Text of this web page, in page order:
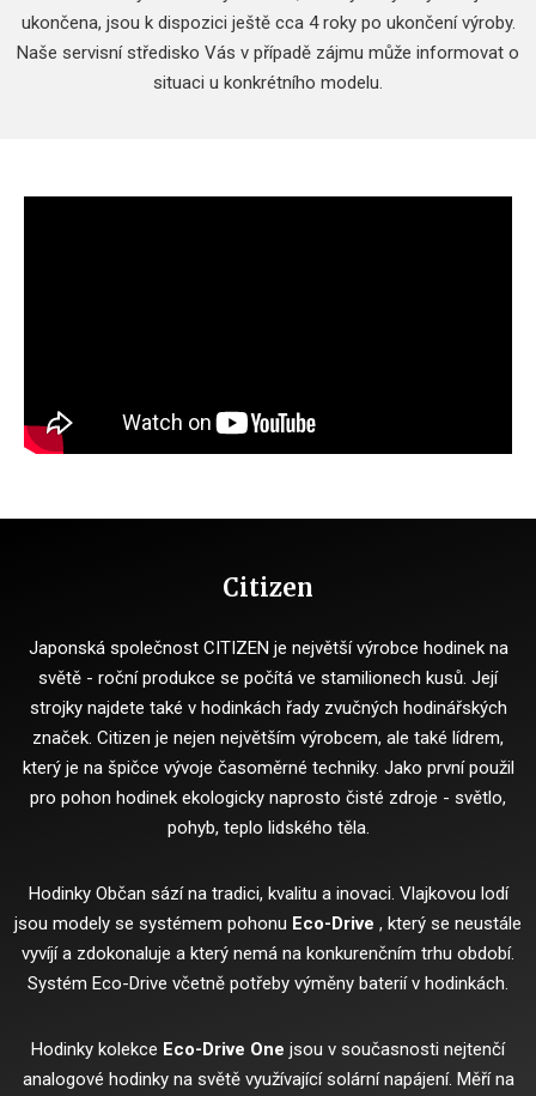
ukončena, jsou k dispozici ještě cca 4 roky po ukončení výroby.
Naše servisní středisko Vás v případě zájmu může informovat o
situaci u konkrétního modelu.
Citizen
Japonská společnost CITIZEN je největší výrobce hodinek na
světě - roční produkce se počítá ve stamilionech kusů. Její
strojky najdete také v hodinkách řady zvučných hodinářských
značek. Citizen je nejen největším výrobcem, ale také lídrem,
který je na špičce vývoje časoměrné techniky. Jako první použil
pro pohon hodinek ekologicky naprosto čisté zdroje - světlo,
pohyb, teplo lidského těla.
Hodinky Občan sází na tradici, kvalitu a inovaci. Vlajkovou lodí
jsou modely se systémem pohonu Eco-Drive , který se neustále
vyvíjí a zdokonaluje a který nemá na konkurenčním trhu období.
Systém Eco-Drive včetně potřeby výměny baterií v hodinkách.
Hodinky kolekce Eco-Drive One jsou v současnosti nejtenčí
analogové hodinky na světě využívající solární napájení. Měří na